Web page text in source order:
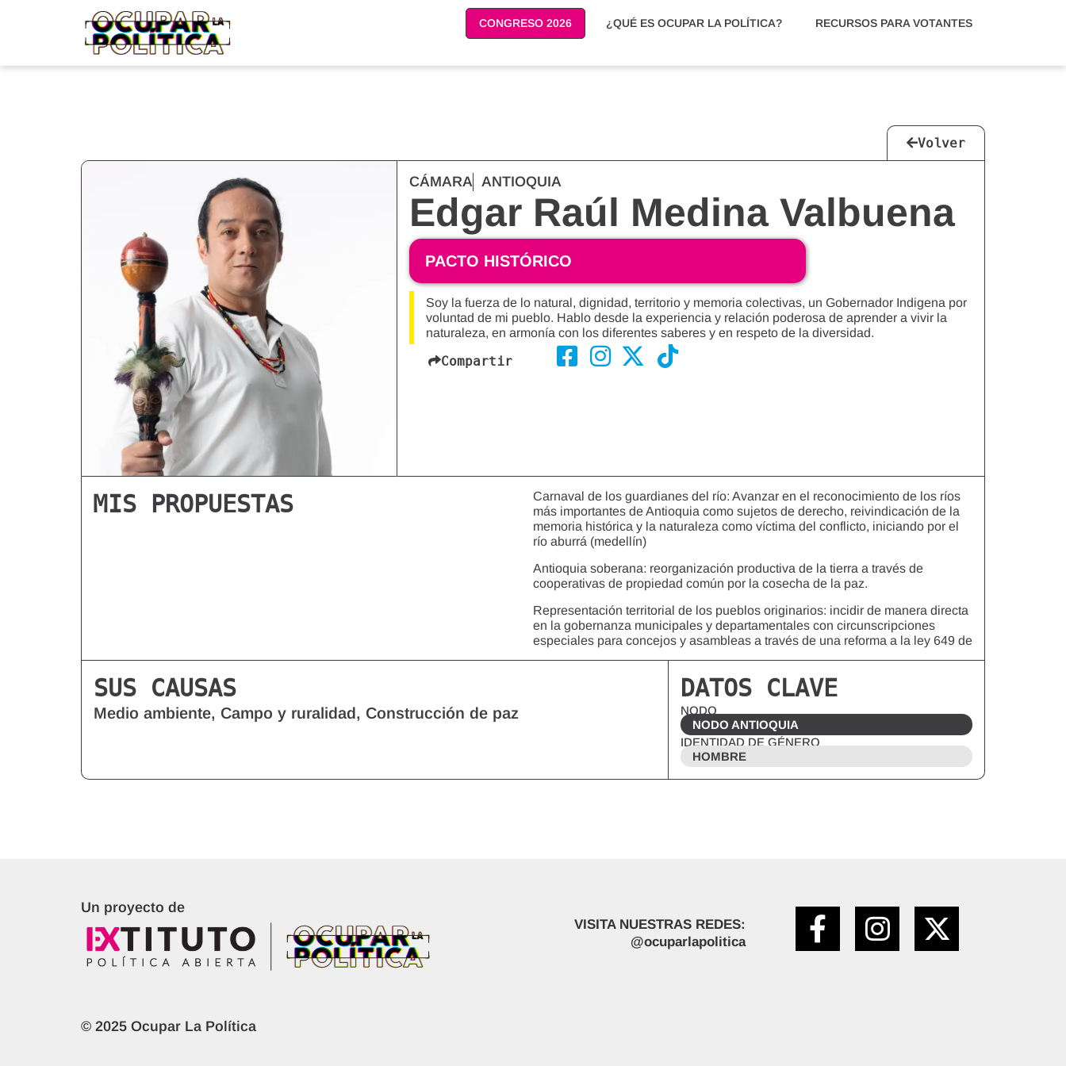
CONGRESO 2026 ¿QUÉ ES OCUPAR LA POLÍTICA? RECURSOS PARA VOTANTES
Volver
CÁMARA ANTIOQUIA
Edgar Raúl Medina Valbuena
PACTO HISTÓRICO
Soy la fuerza de lo natural, dignidad, territorio y memoria colectivas, un Gobernador Indigena por
voluntad de mi pueblo. Hablo desde la experiencia y relación poderosa de aprender a vivir la
naturaleza, en armonía con los diferentes saberes y en respeto de la diversidad.
Compartir
MIS PROPUESTAS
Carnaval de los guardianes del río: Avanzar en el reconocimiento de los ríos
más importantes de Antioquia como sujetos de derecho, reivindicación de la
memoria histórica y la naturaleza como víctima del conflicto, iniciando por el
río aburrá (medellín)
Antioquia soberana: reorganización productiva de la tierra a través de
cooperativas de propiedad común por la cosecha de la paz.
Representación territorial de los pueblos originarios: incidir de manera directa
en la gobernanza municipales y departamentales con circunscripciones
especiales para concejos y asambleas a través de una reforma a la ley 649 de
SUS CAUSAS
Medio ambiente, Campo y ruralidad, Construcción de paz
DATOS CLAVE
NODO
NODO ANTIOQUIA
IDENTIDAD DE GÉNERO
HOMBRE
Un proyecto de
VISITA NUESTRAS REDES:
@ocuparlapolitica
© 2025 Ocupar La Política